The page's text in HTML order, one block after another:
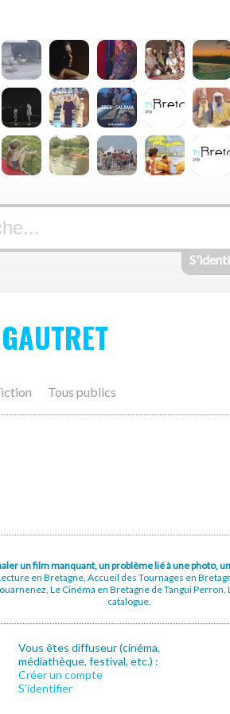
Tous publics
un film manquant, un problème lié à une photo,
en Bretagne, Accueil des Tournages en
Le Cinéma en Bretagne de Tangui
catalogue.
Vous êtes diffuseur (cinéma,
médiathèque, festival, etc.) :
Créer un compte
S’identifier